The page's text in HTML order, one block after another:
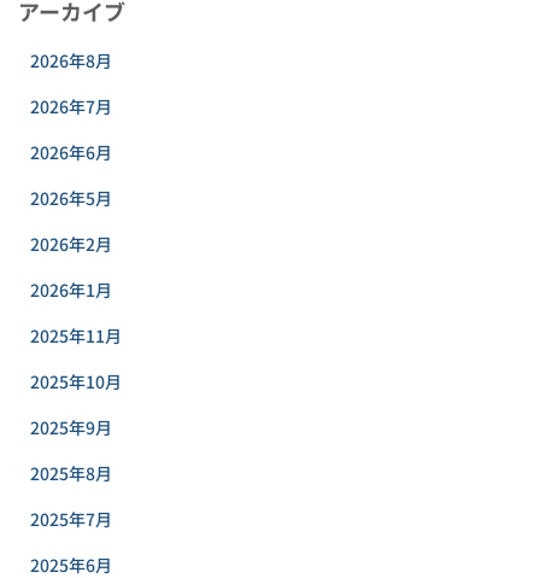
アーカイブ
2026年8月
2026年7月
2026年6月
2026年5月
2026年2月
2026年1月
2025年11月
2025年10月
2025年9月
2025年8月
2025年7月
2025年6月